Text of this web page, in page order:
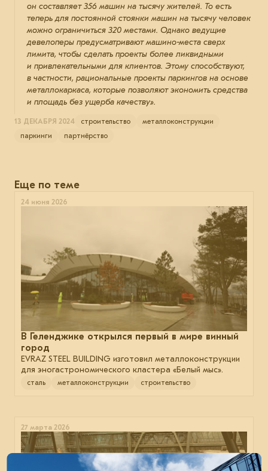
он составляет 356 машин на тысячу жителей. То есть
теперь для постоянной стоянки машин на тысячу человек
можно ограничиться 320 местами. Однако ведущие
девелоперы предусматривают машино-места сверх
лимита, чтобы сделать проекты более ликвидными
и привлекательными для клиентов. Этому способствуют,
в частности, рациональные проекты паркингов на основе
металлокаркаса, которые позволяют экономить средства
и площадь без ущерба качеству».
13 ДЕКАБРЯ 2024 строительство
металлоконструкции
паркинги
партнёрство
Еще по теме
24 июня 2026
В Геленджике открылся первый в мире винный
город
EVRAZ STEEL BUILDING изготовил металлоконструкции
для эногастрономического кластера «Белый мыс».
сталь металлоконструкции строительство
27 марта 2026